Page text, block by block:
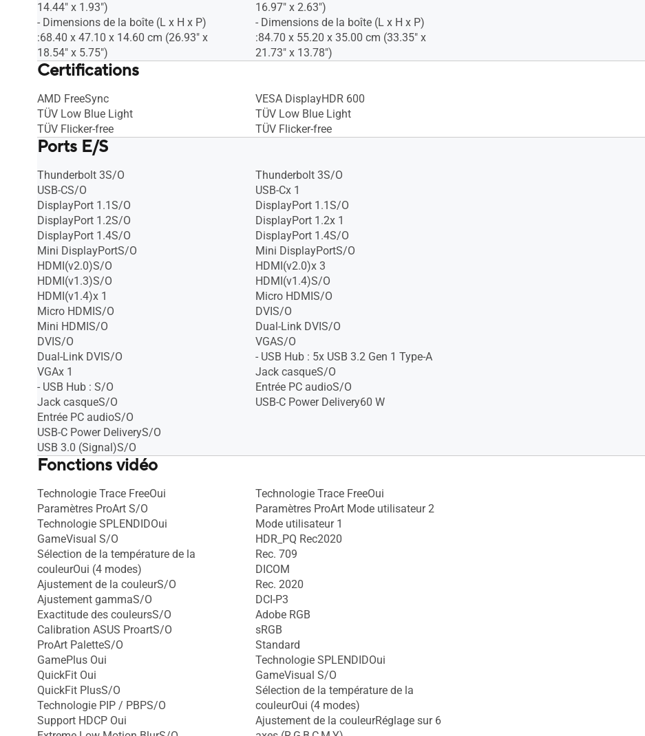
14.44" x 1.93")
- Dimensions de la boîte (L x H x P)
:68.40 x 47.10 x 14.60 cm (26.93" x
18.54" x 5.75")
16.97" x 2.63")
- Dimensions de la boîte (L x H x P)
:84.70 x 55.20 x 35.00 cm (33.35" x
21.73" x 13.78")
Certifications
AMD FreeSync
TÜV Low Blue Light
TÜV Flicker-free
VESA DisplayHDR 600
TÜV Low Blue Light
TÜV Flicker-free
Ports E/S
Thunderbolt 3S/O
USB-CS/O
DisplayPort 1.1S/O
DisplayPort 1.2S/O
DisplayPort 1.4S/O
Mini DisplayPortS/O
HDMI(v2.0)S/O
HDMI(v1.3)S/O
HDMI(v1.4)x 1
Micro HDMIS/O
Mini HDMIS/O
DVIS/O
Dual-Link DVIS/O
VGAx 1
- USB Hub : S/O
Jack casqueS/O
Entrée PC audioS/O
USB-C Power DeliveryS/O
USB 3.0 (Signal)S/O
Thunderbolt 3S/O
USB-Cx 1
DisplayPort 1.1S/O
DisplayPort 1.2x 1
DisplayPort 1.4S/O
Mini DisplayPortS/O
HDMI(v2.0)x 3
HDMI(v1.4)S/O
Micro HDMIS/O
DVIS/O
Dual-Link DVIS/O
VGAS/O
- USB Hub : 5x USB 3.2 Gen 1 Type-A
Jack casqueS/O
Entrée PC audioS/O
USB-C Power Delivery60 W
Fonctions vidéo
Technologie Trace FreeOui
Paramètres ProArt S/O
Technologie SPLENDIDOui
GameVisual S/O
Sélection de la température de la
couleurOui (4 modes)
Ajustement de la couleurS/O
Ajustement gammaS/O
Exactitude des couleursS/O
Calibration ASUS ProartS/O
ProArt PaletteS/O
GamePlus Oui
QuickFit Oui
QuickFit PlusS/O
Technologie PIP / PBPS/O
Support HDCP Oui
Technologie Trace FreeOui
Paramètres ProArt Mode utilisateur 2
Mode utilisateur 1
HDR_PQ Rec2020
Rec. 709
DICOM
Rec. 2020
DCI-P3
Adobe RGB
sRGB
Standard
Technologie SPLENDIDOui
GameVisual S/O
Sélection de la température de la
couleurOui (4 modes)
Ajustement de la couleurRéglage sur 6